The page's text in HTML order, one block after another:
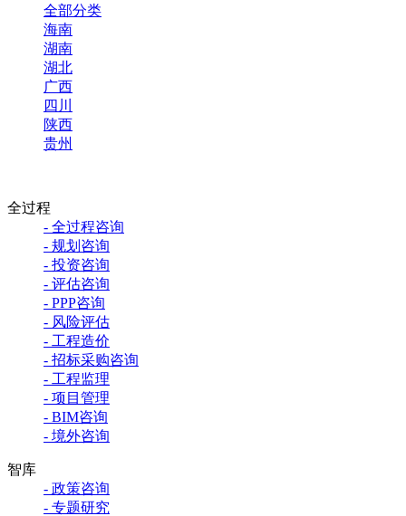
全部分类
海南
湖南
湖北
广西
四川
陕西
贵州
全过程
- 全过程咨询
- 规划咨询
- 投资咨询
- 评估咨询
- PPP咨询
- 风险评估
- 工程造价
- 招标采购咨询
- 工程监理
- 项目管理
- BIM咨询
- 境外咨询
智库
- 政策咨询
- 专题研究